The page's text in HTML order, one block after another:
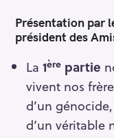
Présentation par
président des
La 1èrepartie
vivent nos
d’un
d’un véritable